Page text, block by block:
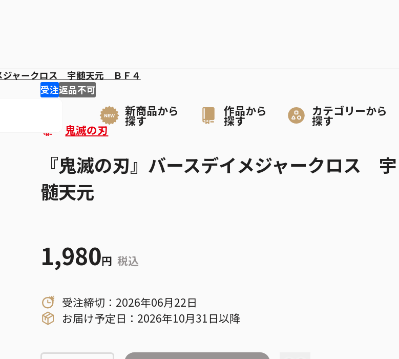
新商品から
探す
作品から
探す
カテゴリーから
探す
ジャークロス 宇髄天元 ＢＦ４
受注返品不可
鬼滅の刃
『鬼滅の刃』バースデイメジャークロス 宇
髄天元
1,980円 税込
受注締切：2026年06月22日
お届け予定日：2026年10月31日以降